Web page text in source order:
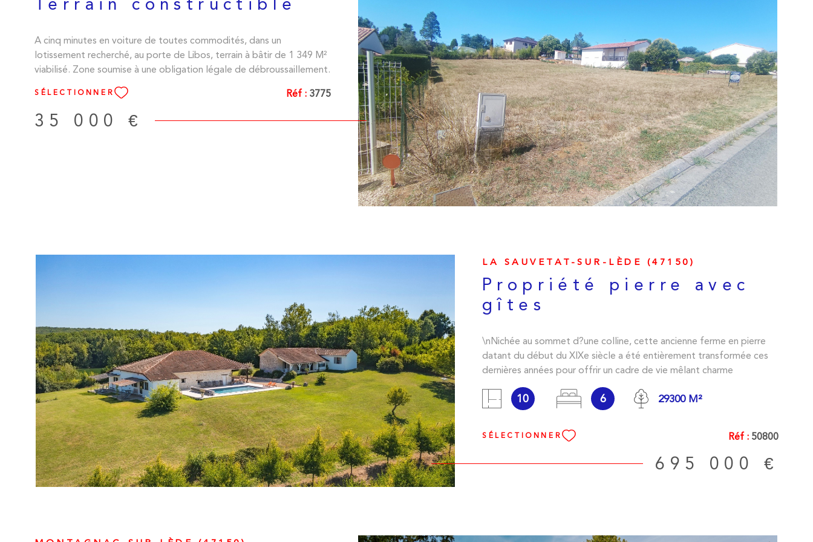
découvrir sans tarder. Zone soumise à une obligation légale de
débroussaillement. Les informations sur les risques auxquels ce bien
est exposé sont disponibles sur le site Géorisques
A cinq minutes en voiture de toutes commodités, dans un
lotissement recherché, au porte de Libos, terrain à bâtir de 1 349 M²
viabilisé. Zone soumise à une obligation légale de débroussaillement.
SÉLECTIONNER Réf : 3775
35 000 €
VOIR LE BIEN
LA SAUVETAT-SUR-LÈDE (47150)
Propriété pierre avec
gîtes
\nNichée au sommet d?une colline, cette ancienne ferme en pierre
datant du début du XIXe siècle a été entièrement transformée ces
dernières années pour offrir un cadre de vie mêlant charme
sel de 10 x 5 mètres, le regard se perd sur un panorama magnifique,
sans aucun vis-à-vis, dans une atmosphère de calme absolu.\n \nLa
maison principale s?accompagne de deux gîtes indépendants, tous
deux soigneusement aménagés avec cuisine équipée, salle d?eau
moderne et mezzanine permettant d?offrir des couchages
supplémentaires. Cet agencement en fait le lieu idéal pour accueillir
10 6 29300 M²
SÉLECTIONNER Réf : 50800
695 000 €
VOIR LE BIEN